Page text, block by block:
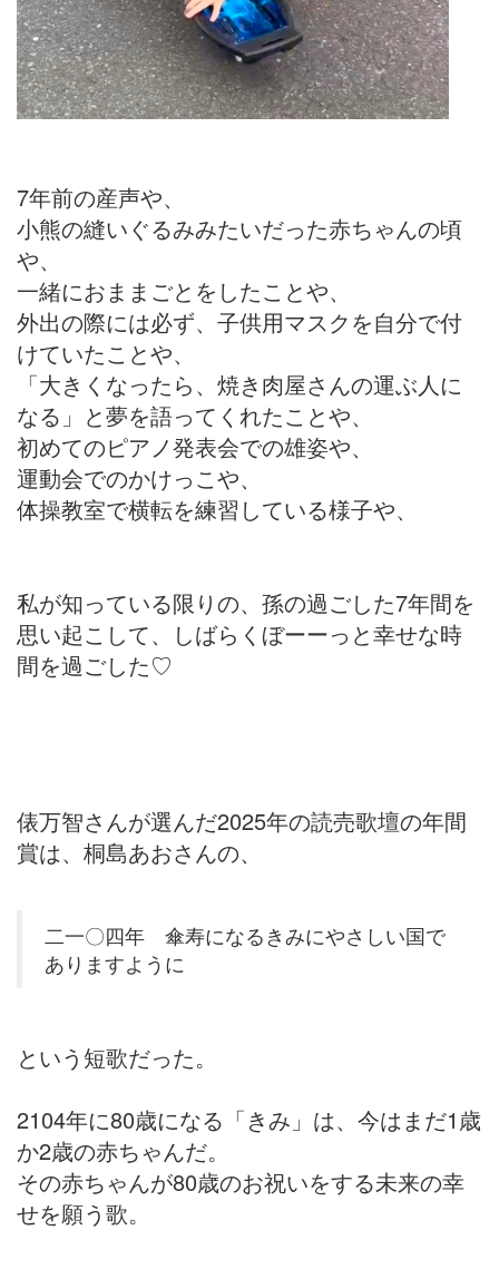
7年前の産声や、
小熊の縫いぐるみみたいだった赤ちゃんの頃
や、
一緒におままごとをしたことや、
外出の際には必ず、子供用マスクを自分で付
けていたことや、
「大きくなったら、焼き肉屋さんの運ぶ人に
なる」と夢を語ってくれたことや、
初めてのピアノ発表会での雄姿や、
運動会でのかけっこや、
体操教室で横転を練習している様子や、
私が知っている限りの、孫の過ごした7年間を
思い起こして、しばらくぼーーっと幸せな時
間を過ごした♡
俵万智さんが選んだ2025年の読売歌壇の年間
賞は、桐島あおさんの、
二一〇四年 傘寿になるきみにやさしい国で
ありますように
という短歌だった。
2104年に80歳になる「きみ」は、今はまだ1歳
か2歳の赤ちゃんだ。
その赤ちゃんが80歳のお祝いをする未来の幸
せを願う歌。